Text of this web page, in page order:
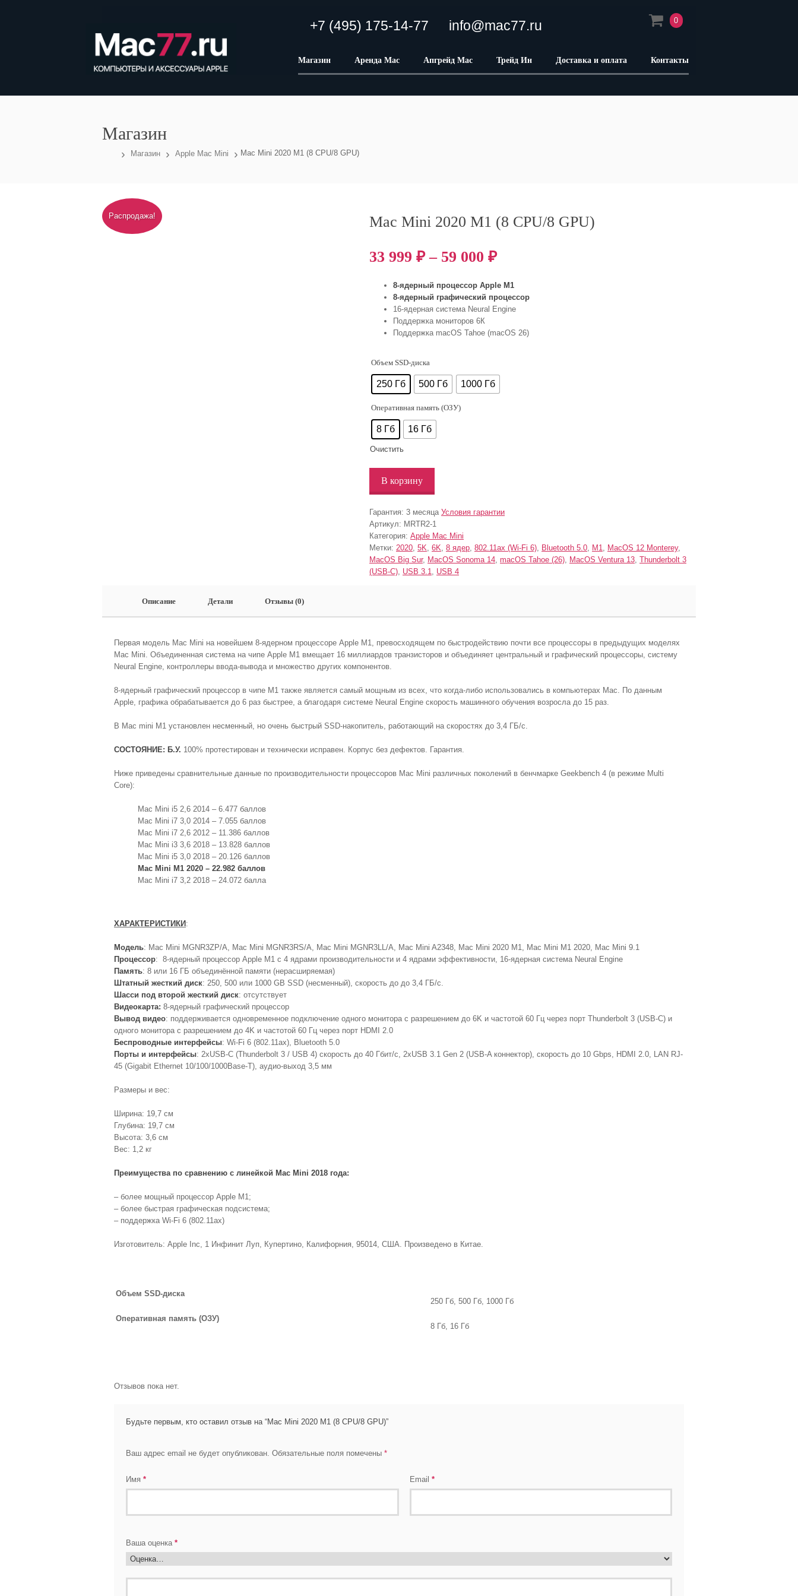
+7 (495) 175-14-77 info@mac77.ru 0
Магазин Аренда Mac Апгрейд Mac Трейд Ин Доставка и оплата Контакты
Магазин
› Магазин › Apple Mac Mini › Mac Mini 2020 M1 (8 CPU/8 GPU)
Распродажа!3 Mac Mini 2020 M1 (8 CPU/8 GPU)
33 999 ₽– 59 000 ₽
8-ядерный процессор Apple M1
8-ядерный графический процессор
16‑ядерная система Neural Engine
Поддержка мониторов 6К
Поддержка macOS Tahoe (macOS 26)
Объем SSD-диска
250 Гб 500 Гб 1000 Гб
Оперативная память (ОЗУ)
8 Гб 16 Гб
Очистить
В корзину
Гарантия: 3 месяца Условия гарантии
Артикул: MRTR2-1
Категория: Apple Mac Mini
Метки: 2020 5K 6K 8 ядер 802.11ax (Wi-Fi 6) Bluetooth 5.0 M1 MacOS 12 Monterey,
MacOS Big Sur, MacOS Sonoma 14 macOS Tahoe (26) MacOS Ventura 13 Thunderbolt 3
(USB-C) USB 3.1 USB 4
Описание Детали Отзывы (0)
Первая модель Mac Mini на новейшем 8-ядерном процессоре Apple M1, превосходящем по быстродействию почти все процессоры в предыдущих моделях
Mac Mini. Объединенная система на чипе Apple M1 вмещает 16 миллиардов транзисторов и объединяет центральный и графический процессоры, систему
Neural Engine, контроллеры ввода‑вывода и множество других компонентов.
8‑ядерный графический процессор в чипе M1 также является самый мощным из всех, что когда-либо использовались в компьютерах Mac. По данным
Apple, графика обрабатывается до 6 раз быстрее, а благодаря системе Neural Engine скорость машинного обучения возросла до 15 раз.
В Mac mini M1 установлен несменный, но очень быстрый SSD‑накопитель, работающий на скоростях до 3,4 ГБ/с.
СОСТОЯНИЕ: Б.У. 100% протестирован и технически исправен. Корпус без дефектов. Гарантия.
Ниже приведены сравнительные данные по производительности процессоров Mac Mini различных поколений в бенчмарке Geekbench 4 (в режиме Multi
Core):
Mac Mini i5 2,6 2014 – 6.477 баллов
Mac Mini i7 3,0 2014 – 7.055 баллов
Mac Mini i7 2,6 2012 – 11.386 баллов
Mac Mini i3 3,6 2018 – 13.828 баллов
Mac Mini i5 3,0 2018 – 20.126 баллов
Mac Mini M1 2020 – 22.982 баллов
Mac Mini i7 3,2 2018 – 24.072 балла
ХАРАКТЕРИСТИКИ:
Модель: Mac Mini MGNR3ZP/A, Mac Mini MGNR3RS/A, Mac Mini MGNR3LL/A, Mac Mini A2348, Mac Mini 2020 M1, Mac Mini M1 2020, Mac Mini 9.1
Процессор: 8-ядерный процессор Apple M1 с 4 ядрами производительности и 4 ядрами эффективности, 16‑ядерная система Neural Engine
Память: 8 или 16 ГБ объединённой памяти (нерасширяемая)
Штатный жесткий диск: 250, 500 или 1000 GB SSD (несменный), скорость до до 3,4 ГБ/с.
Шасси под второй жесткий диск: отсутствует
Видеокарта: 8-ядерный графический процессор
Вывод видео: поддерживается одновременное подключение одного монитора с разрешением до 6K и частотой 60 Гц через порт Thunderbolt 3 (USB-C) и
одного монитора с разрешением до 4K и частотой 60 Гц через порт HDMI 2.0
Беспроводные интерфейсы: Wi‑Fi 6 (802.11ax), Bluetooth 5.0
Порты и интерфейсы: 2хUSB-C (Thunderbolt 3 / USB 4) скорость до 40 Гбит/с, 2хUSB 3.1 Gen 2 (USB-A коннектор), скорость до 10 Gbps, HDMI 2.0, LAN RJ-
45 (Gigabit Ethernet 10/100/1000Base-T), аудио-выход 3,5 мм
Размеры и вес:
Ширина: 19,7 см
Глубина: 19,7 см
Высота: 3,6 см
Вес: 1,2 кг
Преимущества по сравнению с линейкой Mac Mini 2018 года:
– более мощный процессор Apple M1;
– более быстрая графическая подсистема;
– поддержка Wi‑Fi 6 (802.11ax)
Изготовитель: Apple Inc, 1 Инфинит Луп, Купертино, Калифорния, 95014, США. Произведено в Китае.
Объем SSD-диска
250 Гб, 500 Гб, 1000 Гб
Оперативная память (ОЗУ)
8 Гб, 16 Гб
Отзывов пока нет.
Будьте первым, кто оставил отзыв на “Mac Mini 2020 M1 (8 CPU/8 GPU)”
Ваш адрес email не будет опубликован. Обязательные поля помечены *
Имя * Email*
Ваша оценка *